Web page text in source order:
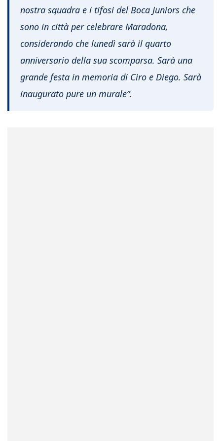
nostra squadra e i tifosi del Boca Juniors che
sono in città per celebrare Maradona,
considerando che lunedì sarà il quarto
anniversario della sua scomparsa. Sarà una
grande festa in memoria di Ciro e Diego. Sarà
inaugurato pure un murale”.